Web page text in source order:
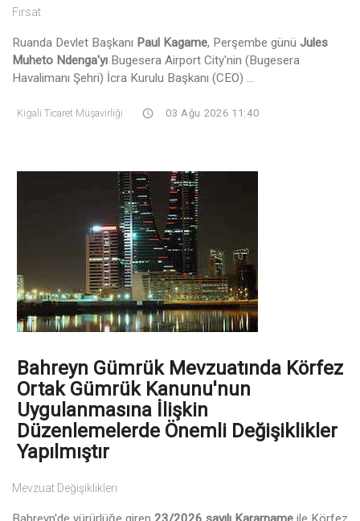
Fırsat
Ruanda Devlet Başkanı Paul Kagame, Perşembe günü Jules
Muheto Ndenga'yı Bugesera Airport City'nin (Bugesera
Havalimanı Şehri) İcra Kurulu Başkanı (CEO) ...
Kigali Ticaret Müşavirliği 03 Ağu 2026 11:40
Bahreyn Gümrük Mevzuatında Körfez
Ortak Gümrük Kanunu'nun
Uygulanmasına İlişkin
Düzenlemelerde Önemli Değişiklikler
Yapılmıştır
Mevzuat Değişiklikleri